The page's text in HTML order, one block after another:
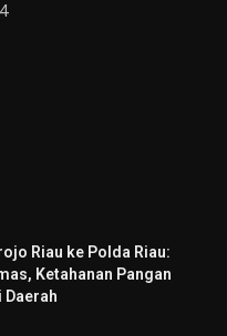
Riau ke Polda Riau:
Ketahanan Pangan
Daerah